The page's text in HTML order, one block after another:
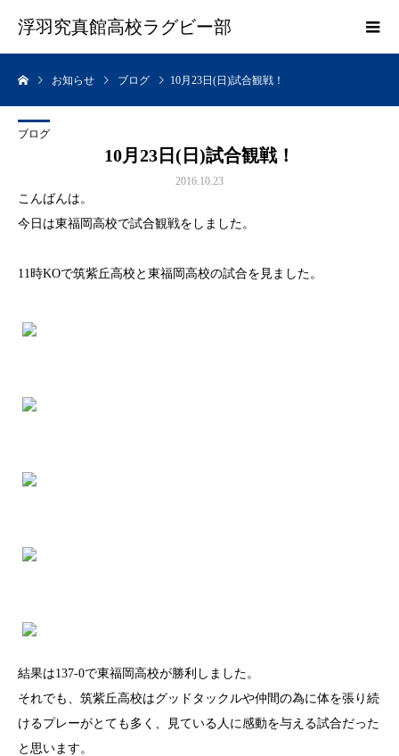
浮羽究真館高校ラグビー部
お知らせ ブログ 10月23日(日)試合観戦！
ブログ
10月23日(日)試合観戦！
2016.10.23
こんばんは。
今日は東福岡高校で試合観戦をしました。
11時KOで筑紫丘高校と東福岡高校の試合を見ました。
結果は137-0で東福岡高校が勝利しました。
それでも、筑紫丘高校はグッドタックルや仲間の為に体を張り続
けるプレーがとても多く、見ている人に感動を与える試合だった
と思います。